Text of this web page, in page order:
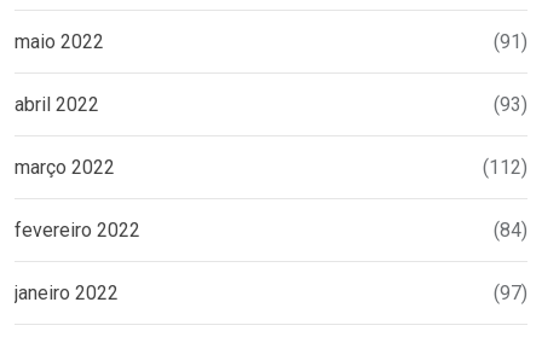
maio 2022 (91)
abril 2022 (93)
março 2022 (112)
fevereiro 2022 (84)
janeiro 2022 (97)